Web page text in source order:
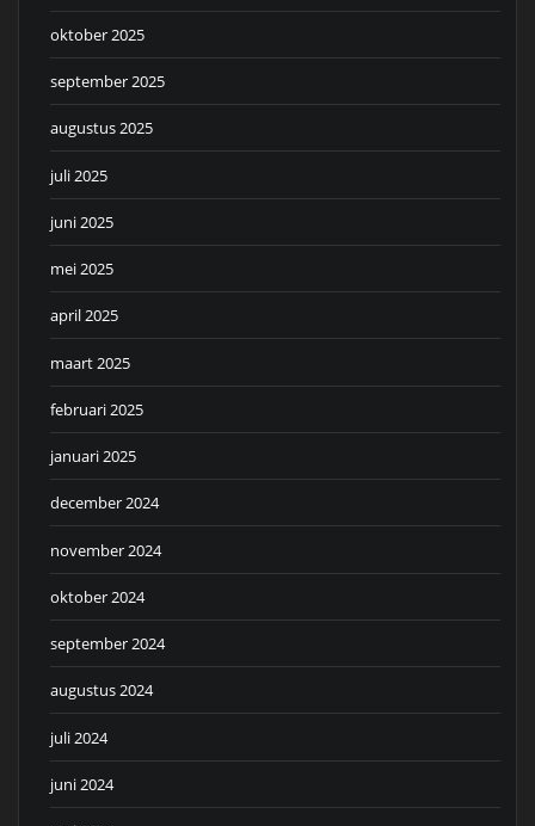
oktober 2025
september 2025
augustus 2025
juli 2025
juni 2025
mei 2025
april 2025
maart 2025
februari 2025
januari 2025
december 2024
november 2024
oktober 2024
september 2024
augustus 2024
juli 2024
juni 2024